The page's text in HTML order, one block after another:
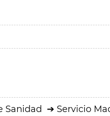
Sanidad Servicio